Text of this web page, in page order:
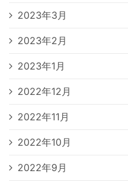
2023年3月
2023年2月
2023年1月
2022年12月
2022年11月
2022年10月
2022年9月